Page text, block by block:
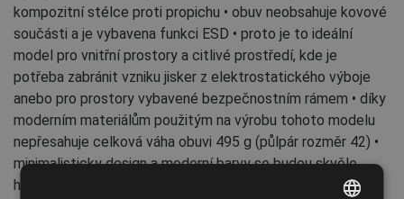
kompozitní stélce proti propichu • obuv neobsahuje kovové
součásti a je vybavena funkci ESD • proto je to ideální
model pro vnitřní prostory a citlivé prostředí, kde je
potřeba zabránit vzniku jisker z elektrostatického výboje
anebo pro prostory vybavené bezpečnostním rámem • díky
moderním materiálům použitým na výrobu tohoto modelu
nepřesahuje celková váha obuvi 495 g (půlpár rozměr 42) •
minimalisticky design a moderní barvy se budou skvěle
hodit k většině kolekci pracovních oděvů Cerva